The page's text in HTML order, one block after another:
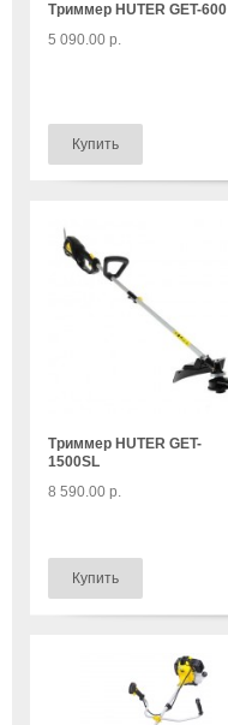
Триммер HUTER GET-600
5 090.00 р.
Триммер HUTER GET-
1500SL
8 590.00 р.